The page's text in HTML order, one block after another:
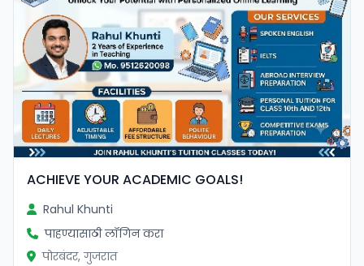
ACHIEVE YOUR ACADEMIC GOALS!
Rahul Khunti
पाहण्यासाठी लॉगिन करा
पोरबंदर, गुजरात